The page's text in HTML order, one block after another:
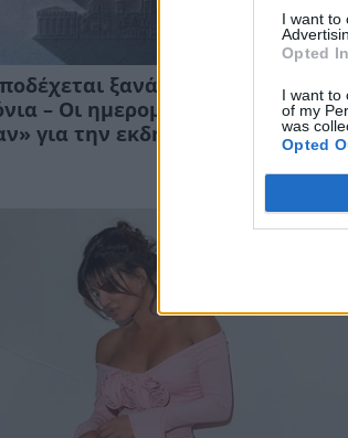
I want to
Opted In
I want to
of my
was
Opted
ξανά το WTA Tour έπειτα
– Οι ημερομηνίες που
για την εκδήλωση